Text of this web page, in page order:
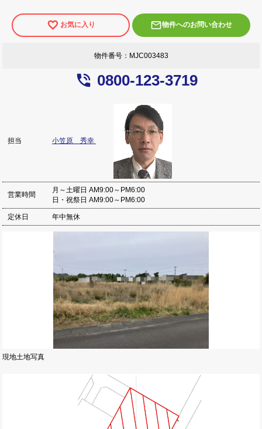
お気に入り mail_outline物件へのお問い合わせ
物件番号：MJC003483
phone_in_talk 0800-123-3719
担当 小笠原 秀幸
営業時間
月～土曜日 AM9:00～PM6:00
日・祝祭日 AM9:00～PM6:00
定休日 年中無休
現地土地写真